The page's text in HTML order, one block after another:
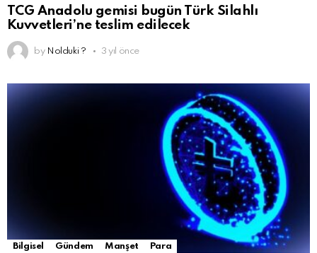
TCG Anadolu gemisi bugün Türk Silahlı
Kuvvetleri’ne teslim edilecek
by Nolduki ? 3 yıl önce
Bilgisel Gündem Manşet Para